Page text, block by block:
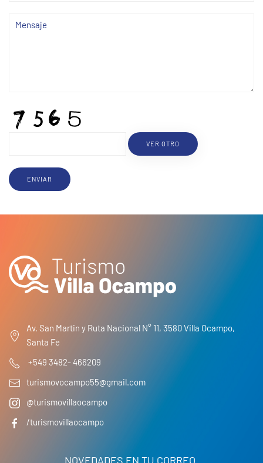
VER OTRO
ENVIAR
Av. San Martin y Ruta Nacional N° 11, 3580 Villa Ocampo,
Santa Fe
+549 3482- 466209
turismovocampo55@gmail.com
@turismovillaocampo
/turismovillaocampo
NOVEDADES EN TU CORREO.